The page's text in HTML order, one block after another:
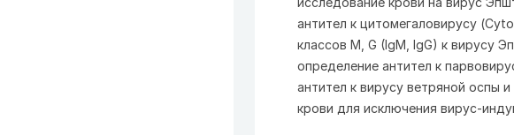
антител к цитомегаловирусу
классов M, G (IgM, IgG) к вирусу
определение антител к
антител к вирусу ветряной оспы
крови для исключения вирус-